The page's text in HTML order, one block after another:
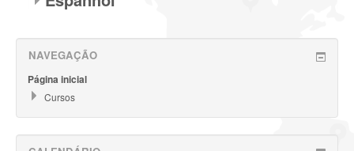
NAVEGAÇÃO
Página inicial
Cursos